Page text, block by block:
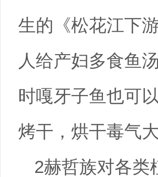
生的《松花江下
人给产妇多食鱼
时嘎牙子鱼也可
烤干，烘干毒气
2赫哲族对各类